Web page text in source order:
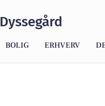
Dyssegård
BOLIG ERHVERV